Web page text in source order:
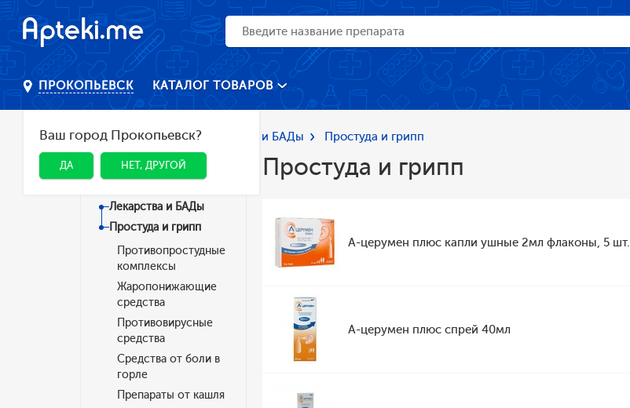
ПРОКОПЬЕВСК
Ваш город Прокопьевск?
ДА НЕТ, ДРУГОЙ
КАТАЛОГ ТОВАРОВ
Главная Каталог Лекарства и БАДы Простуда и грипп
Категории
Лекарства и БАДы
Простуда и грипп
Противопростудные
комплексы
Жаропонижающие
средства
Противовирусные
средства
Средства от боли в
горле
Препараты от кашля
Простуда и грипп
А-церумен плюс капли ушные 2мл флаконы, 5 шт.
А-церумен плюс спрей 40мл